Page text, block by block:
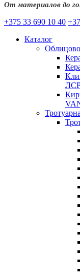
От материалов до
+375 33 690 10 40
Каталог